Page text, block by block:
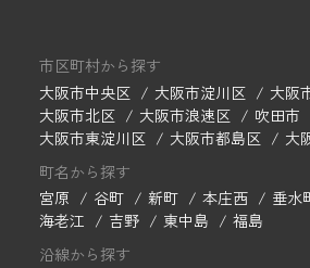
市区町村から探す
大阪市中央区
大阪市淀川区
大阪
大阪市北区
大阪市浪速区 吹田市
大阪市東淀川区
大阪市都島区
大
町名から探す
宮原
谷町 新町 本庄西 垂水
海老江
吉野 東中島
福島
沿線から探す